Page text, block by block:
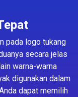
pada logo tukang
secara jelas
warna-warna
digunakan dalam
dapat memilih